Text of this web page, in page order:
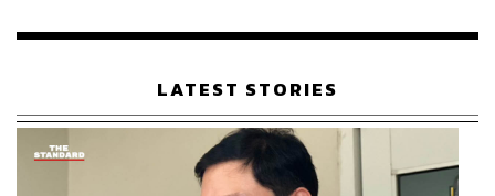
เรือนไทยที่ถูกซุกไว้
LATEST STORIES